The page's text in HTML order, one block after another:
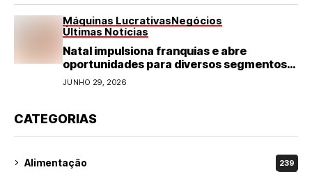
Máquinas LucrativasNegócios
Últimas Notícias
Natal impulsiona franquias e abre
oportunidades para diversos segmentos
do varejo
JUNHO 29, 2026
CATEGORIAS
Alimentação 239